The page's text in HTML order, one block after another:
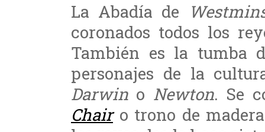
La Abadía de
coronados todos los
También es la tumba
personajes de la
Darwin o Newton. Se
Chairo trono de